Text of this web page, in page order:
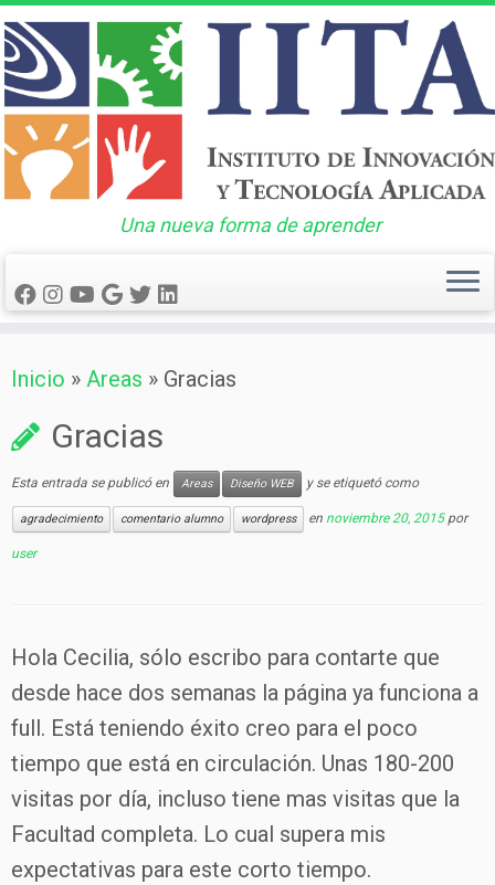
al
contenido
Una nueva forma de aprender
Inicio » Areas » Gracias
Gracias
Esta entrada se publicó en Areas Diseño WEB y se etiquetó como
agradecimiento comentario alumno wordpress en noviembre 20, 2015 por
user
Hola Cecilia, sólo escribo para contarte que
desde hace dos semanas la página ya funciona a
full. Está teniendo éxito creo para el poco
tiempo que está en circulación. Unas 180-200
visitas por día, incluso tiene mas visitas que la
Facultad completa. Lo cual supera mis
expectativas para este corto tiempo.